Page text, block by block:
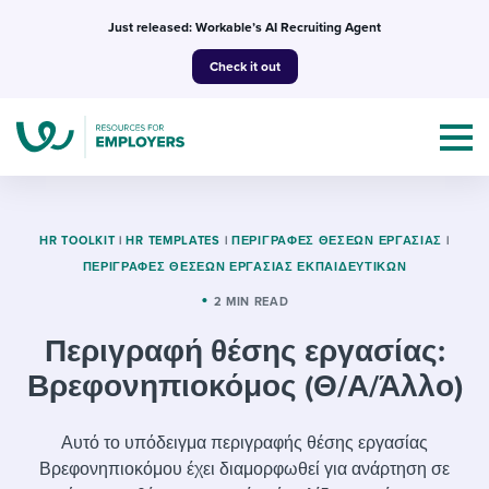
Just released: Workable’s AI Recruiting Agent
Check it out
Topics
Mobilizing AI in my work
Templates & Guides
I WANT...
I’m a jobseeker
Attend webinars & events
HR TOOLKIT | HR TEMPLATES | ΠΕΡΙΓΡΑΦΈΣ ΘΈΣΕΩΝ ΕΡΓΑΣΊΑΣ |
ΠΕΡΙΓΡΑΦΈΣ ΘΈΣΕΩΝ ΕΡΓΑΣΊΑΣ ΕΚΠΑΙΔΕΥΤΙΚΏΝ
2 MIN READ
Περιγραφή θέσης εργασίας:
Βρεφονηπιοκόμος (Θ/Α/Άλλο)
Αυτό το υπόδειγμα περιγραφής θέσης εργασίας
Βρεφονηπιοκόμου έχει διαμορφωθεί για ανάρτηση σε